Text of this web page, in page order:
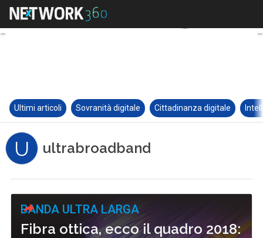
Ultimi articoli Sovranità digitale Cittadinanza digitale
U ultrabroadband
BANDA ULTRA LARGA
Fibra ottica, ecco il quadro 2018: